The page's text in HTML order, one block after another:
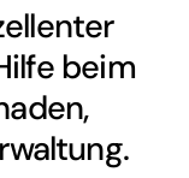
beim